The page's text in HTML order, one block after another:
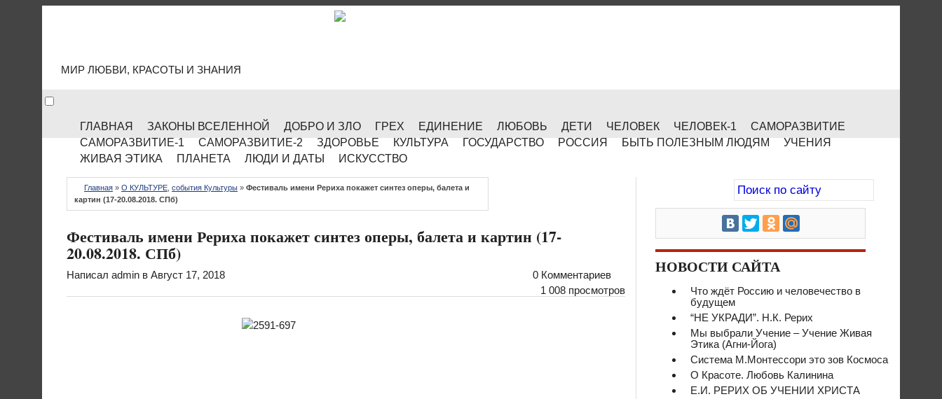
МИР ЛЮБВИ, КРАСОТЫ И ЗНАНИЯ
ГЛАВНАЯ ЗАКОНЫ ВСЕЛЕННОЙ ДОБРО И ЗЛО ГРЕХ ЕДИНЕНИЕ ЛЮБОВЬ ДЕТИ ЧЕЛОВЕК ЧЕЛОВЕК-1
САМОРАЗВИТИЕ
САМОРАЗВИТИЕ-1
САМОРАЗВИТИЕ-2 ЗДОРОВЬЕ КУЛЬТУРА ГОСУДАРСТВО РОССИЯ БЫТЬ ПОЛЕЗНЫМ ЛЮДЯМ
УЧЕНИЯ
ЖИВАЯ ЭТИКА
ПЛАНЕТА ЛЮДИ И ДАТЫ ИСКУССТВО
Главная » О КУЛЬТУРЕ события Культуры » Фестиваль имени Рериха покажет синтез оперы, балета и
картин (17-20.08.2018. СПб)
Фестиваль имени Рериха покажет синтез оперы, балета и картин (17-
20.08.2018. СПб)
Написал admin в Август 17, 2018
0 Комментариев
1 008 просмотров
НОВОСТИ САЙТА
Что ждёт Россию и человечество в
будущем
“НЕ УКРАДИ”. Н.К. Рерих
Мы выбрали Учение – Учение Живая
Этика (Агни-Йога)
Система М.Монтессори это зов Космоса
О Красоте. Любовь Калинина
Е.И. РЕРИХ ОБ УЧЕНИИ ХРИСТА